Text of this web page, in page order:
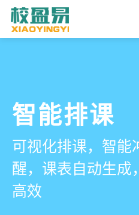
管学校，用
培训机构
统
有效提升运营管理
智能排课
可视化排课，智能
醒，课表自动生成
高效
课时统计
学员签到同步扣减
自动统计、汇总，
皮
家校互动
一部手机链接教师
通互动零距离，服
费